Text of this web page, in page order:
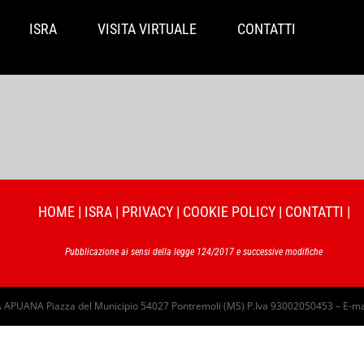
ISRA VISITA VIRTUALE CONTATTI
HOME| ISRA| PRIVACY| COOKIE POLICY| CONTATTI |
Pubblicazione ai sensi della legge 124/2017 e successive modifiche
APUANA Piazza del Municipio 54027 Pontremoli (MS) P.Iva 93002050453 – E-